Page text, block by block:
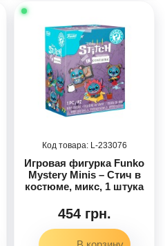
233076
Игровая фигурка Funko
Mystery Minis – Стич в
костюме, микс, 1 штука
454 грн.